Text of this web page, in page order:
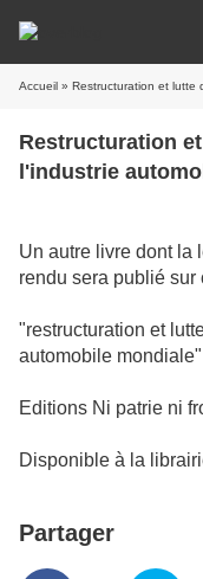
Accueil » Restructuration et lutte
Restructuration
l'industrie
Un autre livre dont la
rendu sera publié
"restructuration et
automobile mondiale"
Editions Ni patrie ni
Disponible à la
Partager